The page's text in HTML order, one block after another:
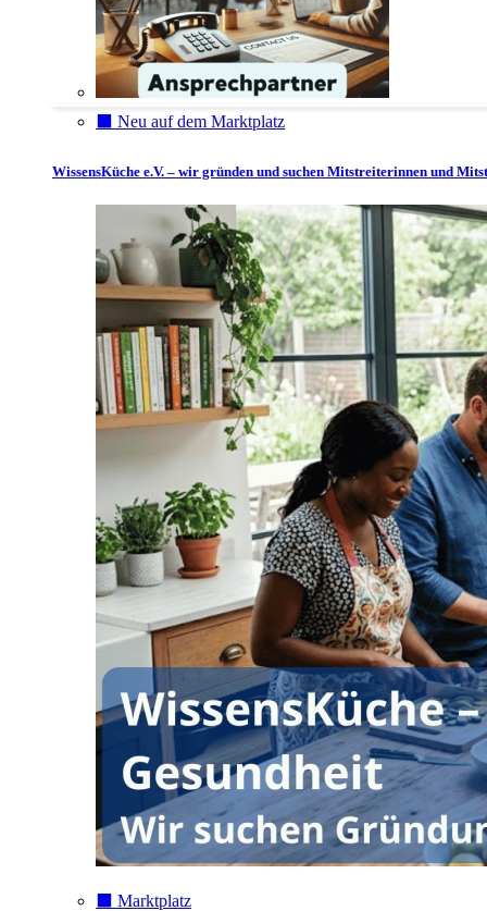
⬛️ Neu auf dem Marktplatz
WissensKüche e.V. – wir gründen und suchen Mitstreiterinnen und
⬛️ Marktplatz